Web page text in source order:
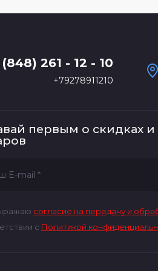
(848) 261 - 12 - 10
+79278911210
первым о скидках
согласие на передачу и
с Политикой